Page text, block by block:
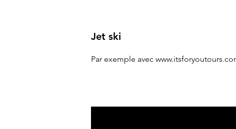
Jet ski
Par exemple avec